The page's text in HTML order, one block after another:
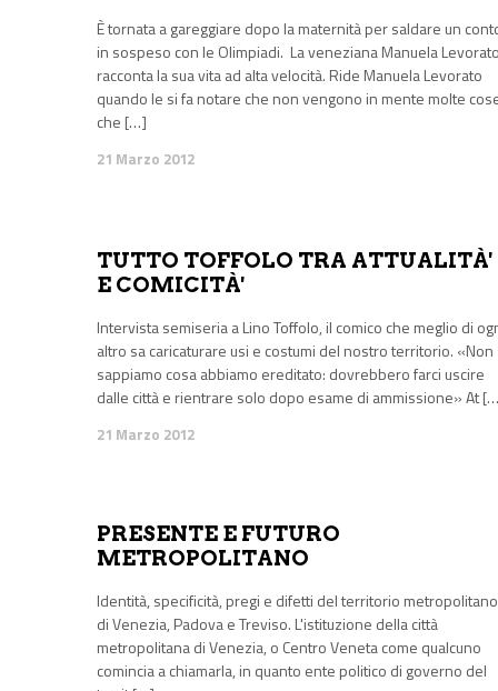
È tornata a gareggiare dopo la maternità per saldare un
in sospeso con le Olimpiadi. La veneziana Manuela
racconta la sua vita ad alta velocità. Ride Manuela Levorato
quando le si fa notare che non vengono in mente molte
che […]
21 Marzo 2012
TUTTO TOFFOLO TRA ATTUALITÀ'
E COMICITÀ'
Intervista semiseria a Lino Toffolo, il comico che meglio di
altro sa caricaturare usi e costumi del nostro territorio. «Non
sappiamo cosa abbiamo ereditato: dovrebbero farci uscire
dalle città e rientrare solo dopo esame di ammissione» At
21 Marzo 2012
PRESENTE E FUTURO
METROPOLITANO
Identità, specificità, pregi e difetti del territorio metropolitano
di Venezia, Padova e Treviso. L'istituzione della città
metropolitana di Venezia, o Centro Veneta come qualcuno
comincia a chiamarla, in quanto ente politico di governo del